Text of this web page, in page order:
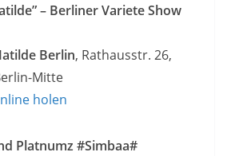
– Berliner Variete Show
Berlin, Rathausstr. 26,
Mitte
holen
Platnumz #Simbaa#